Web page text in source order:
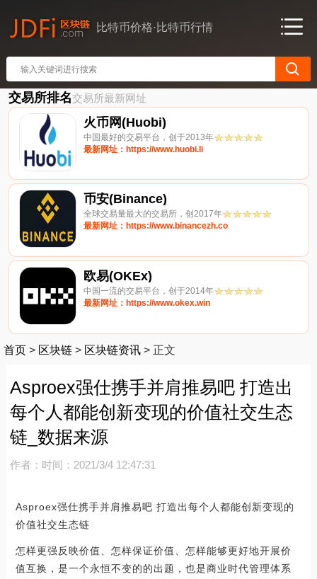
比特币价格·比特币行情
交易所排名交易所最新网址
火币网(Huobi)
中国最好的交易平台，创于2013年
最新网址：https://www.huobi.li
币安(Binance)
全球交易量最大的交易所，创2017年
最新网址：https://www.binancezh.co
欧易(OKEx)
中国一流的交易平台，创于2014年
最新网址：https://www.okex.win
首页 > 区块链 > 区块链资讯 > 正文
Asproex强仕携手并肩推易吧 打造出
每个人都能创新变现的价值社交生态
链_数据来源
作者： 时间：2021/3/4 12:47:31
Asproex强仕携手并肩推易吧 打造出每个人都能创新变现的
价值社交生态链
怎样更强反映价值、怎样保证价值、怎样能够更好地开展价
值互换，是一个永恒不变的的出题，也是商业时代管理体系